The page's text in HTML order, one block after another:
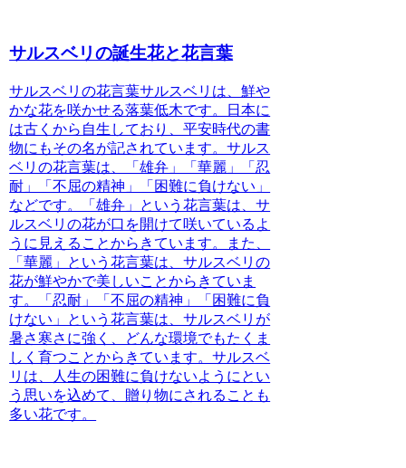
サルスベリの誕生花と花言葉
サルスベリの花言葉サルスベリは、鮮や
かな花を咲かせる落葉低木です。日本に
は古くから自生しており、平安時代の書
物にもその名が記されています。サルス
ベリの花言葉は、「雄弁」「華麗」「忍
耐」「不屈の精神」「困難に負けない」
などです。「雄弁」という花言葉は、サ
ルスベリの花が口を開けて咲いているよ
うに見えることからきています。また、
「華麗」という花言葉は、サルスベリの
花が鮮やかで美しいことからきていま
す。「忍耐」「不屈の精神」「困難に負
けない」という花言葉は、サルスベリが
暑さ寒さに強く、どんな環境でもたくま
しく育つことからきています。サルスベ
リは、人生の困難に負けないようにとい
う思いを込めて、贈り物にされることも
多い花です。